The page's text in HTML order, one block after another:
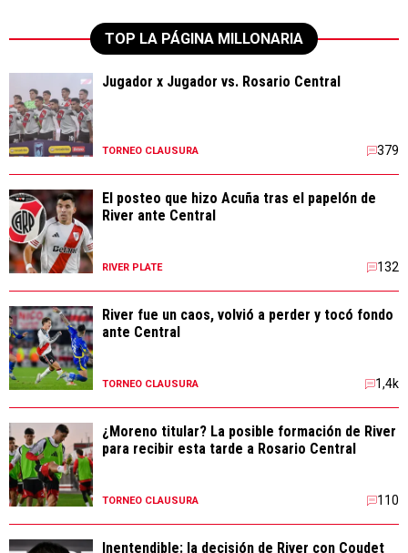
TOP LA PÁGINA MILLONARIA
Jugador x Jugador vs. Rosario Central
TORNEO CLAUSURA 379
El posteo que hizo Acuña tras el papelón de
River ante Central
RIVER PLATE 132
River fue un caos, volvió a perder y tocó fondo
ante Central
TORNEO CLAUSURA 1,4k
¿Moreno titular? La posible formación de River
para recibir esta tarde a Rosario Central
TORNEO CLAUSURA 110
Inentendible: la decisión de River con Coudet